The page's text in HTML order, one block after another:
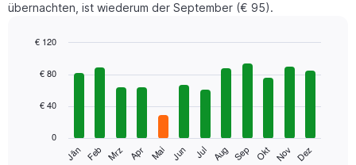
übernachten, ist wiederum der September (€ 95).
chart
bars.
folgende
graphic.
Jän Feb Mrz Apr Mai Jun Jul Aug Sep Okt Nov Dez
0
€ 40
€ 80
€ 120